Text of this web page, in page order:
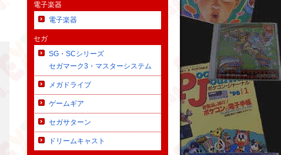
電子楽器
電子楽器
セガ
SG・SCシリーズ
セガマーク3・マスターシステム
メガドライブ
ゲームギア
セガサターン
ドリームキャスト